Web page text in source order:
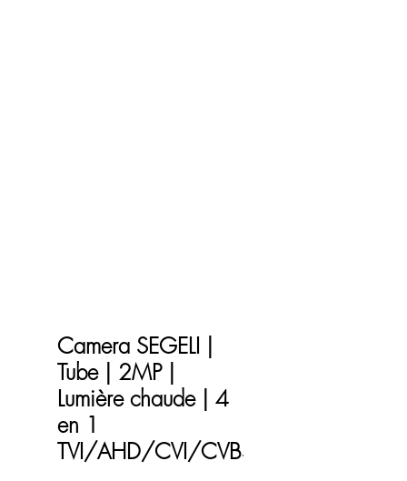
Camera SEGELI |
Tube | 2MP |
Lumière chaude | 4
en 1
TVI/AHD/CVI/CVBS